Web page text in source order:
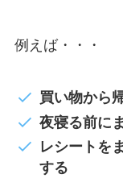
例えば・・・
買い物から
夜寝る前に
レシートを
する